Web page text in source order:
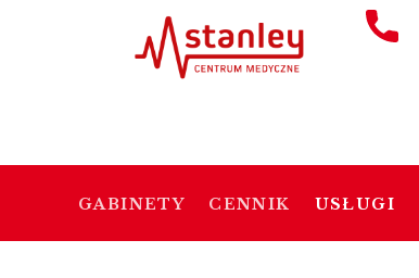
GABINETY CENNIK USŁUGI